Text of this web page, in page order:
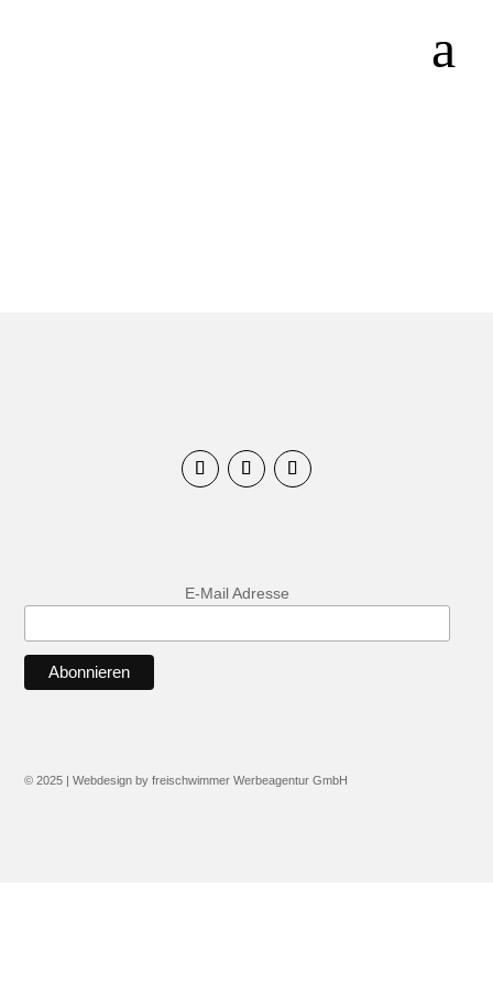
E-Mail Adresse
© 2025 | Webdesign by freischwimmer Werbeagentur GmbH